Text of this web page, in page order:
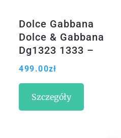
Dolce Gabbana
Dolce & Gabbana
Dg1323 1333 –
57/16/140
499.00zł
Szczegóły